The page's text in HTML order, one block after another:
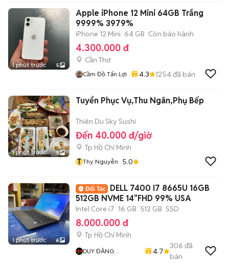
1 phút trước 5
Apple iPhone 12 Mini 64GB Trắng
9999% 3979%
iPhone 12 Mini 64 GB Còn bảo hành
4.300.000 đ
Cần Thơ
Cầm Đồ Tấn Lợi 4.3 1254đã bán
1 phút trước 5
Tuyển Phục Vụ,Thu Ngân,Phụ Bếp
Thiên Du Sky Sushi
Đến 40.000 đ/giờ
Tp Hồ Chí Minh
T Thy Nguyễn 5.0
1 phút trước 6
DELL 7400 I7 8665U 16GB
512GB NVME 14"FHD 99% USA
Intel Core i7 16 GB 512 GB SSD
8.000.000 đ
Tp Hồ Chí Minh
DUY ĐĂNG
4.7
306 đã
bán